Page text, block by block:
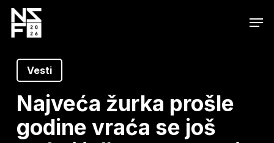
Skip
content
Vesti
Najveća žurka prošle
godine vraća se još